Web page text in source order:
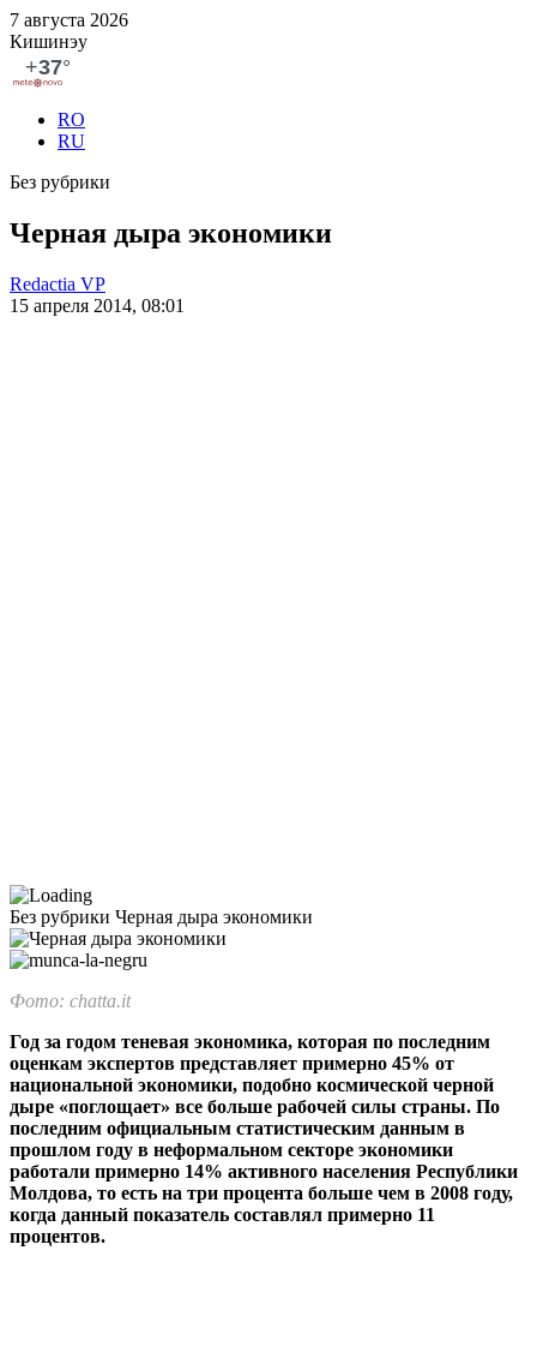
7 августа 2026
Кишинэу
RO
RU
Без рубрики
Черная дыра экономики
Redactia VP
15 апреля 2014, 08:01
Без рубрики Черная дыра экономики
Фото: chatta.it
Год за годом теневая экономика, которая по последним
оценкам экспертов представ­ляет примерно 45% от
национальной экономики, подобно космической черной
дыре «поглощает» все больше рабочей силы страны. По
последним официальным статис­тическим данным в
прошлом году в неформальном секторе экономики
работали при­мерно 14% активного населения Республики
Молдова, то есть на три процента боль­ше чем в 2008 году,
когда данный показатель составлял примерно 11
процентов.